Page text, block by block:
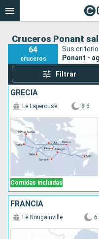
Cruceros Ponant
64
cruceros
Sus
Ponant -
Filtrar
GRECIA
Comidas incluidas
Le Laperouse 8 d
FRANCIA
Le Bougainville 6